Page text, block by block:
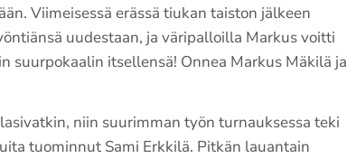
Viimeisessä erässä tiukan taiston jälkeen
uudestaan, ja väripalloilla Markus voitti
suurpokaalin itsellensä! Onnea Markus Mäkilä ja
niin suurimman työn turnauksessa teki
tuominnut Sami Erkkilä. Pitkän lauantain